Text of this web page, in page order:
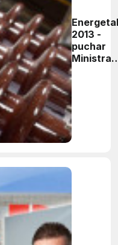
2013 -
puchar
Ministra